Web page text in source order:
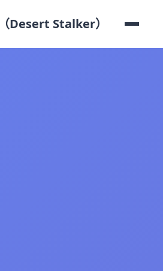
Desert Stalker）